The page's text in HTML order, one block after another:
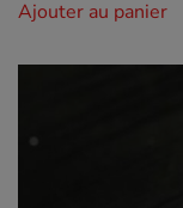
Ajouter au panier